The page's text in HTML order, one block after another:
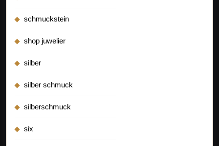
schmuckstein
shop juwelier
silber
silber schmuck
silberschmuck
six